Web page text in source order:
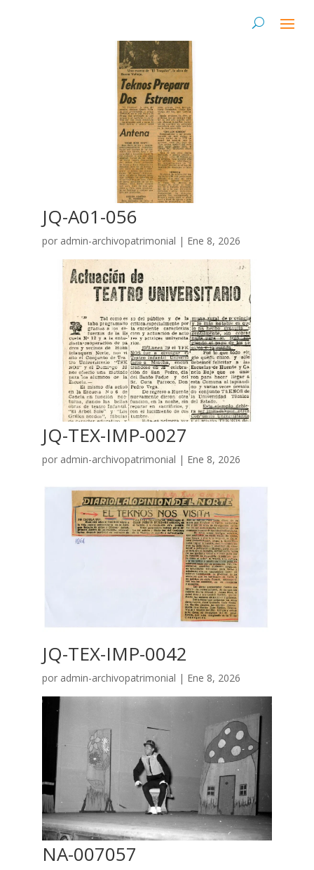
JQ-A01-056
por admin-archivopatrimonial | Ene 8, 2026
JQ-TEX-IMP-0027
por admin-archivopatrimonial | Ene 8, 2026
JQ-TEX-IMP-0042
por admin-archivopatrimonial | Ene 8, 2026
NA-007057